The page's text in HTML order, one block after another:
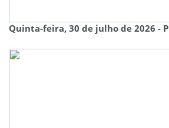
Quinta-feira, 30 de julho de 2026 -